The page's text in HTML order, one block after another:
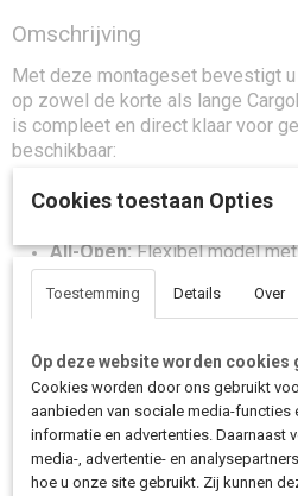
Omschrijving
Met deze montageset bevestigt
op zowel de korte als lange
is compleet en direct klaar voor
beschikbaar:
Normaal:Standaard versie
All-Open:Flexibel model
meer ventilatie en
Kenmerken:
Geschikt voor korte en lange
Bakfiets.nl
Twee uitvoeringen: Kies
variant
Volledige set: Alles wat u
Cookies toestaan Opties
Toestemming Details Over
Op deze website worden cookies
Cookies worden door ons gebruikt
aanbieden van sociale media-functies
informatie en advertenties. Daarnaast
media-, advertentie- en
hoe u onze site gebruikt. Zij kunnen